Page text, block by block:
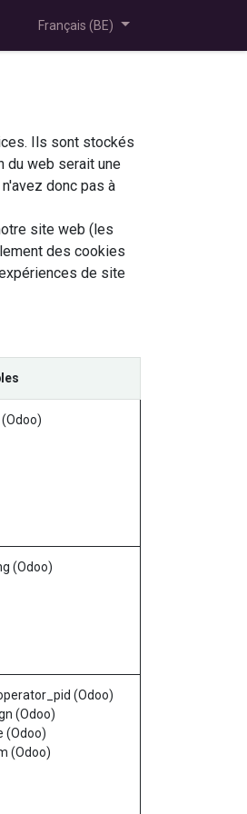
Français (BE)
Ils sont stockés
du web serait une
donc pas à
site web (les
des cookies
de site
(Odoo)
(Odoo)
(Odoo)
(Odoo)
(Odoo)